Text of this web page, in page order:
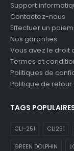
Support
Contactez-nous
Effectuer un
Nos garanties
Vous avez le droit
Termes et
Politiques de
Politique de
TAGS
CLI-251 CLI251
GREEN DOLPHIN